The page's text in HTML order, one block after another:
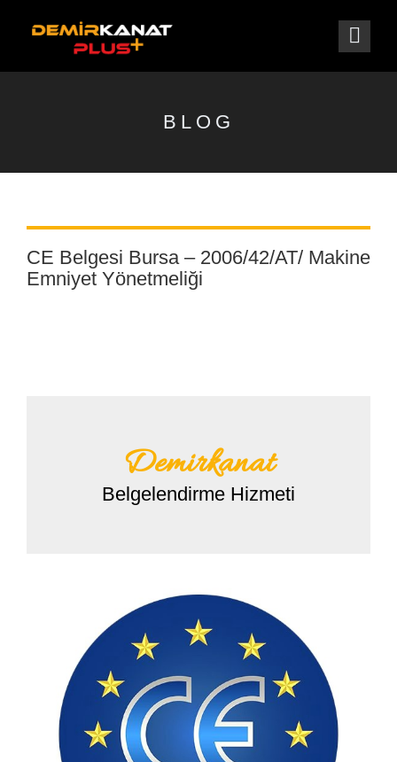
BLOG
CE Belgesi Bursa – 2006/42/AT/ Makine
Emniyet Yönetmeliği
Demirkanat
Belgelendirme Hizmeti